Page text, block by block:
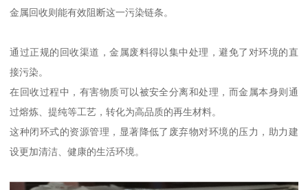
金属回收则能有效阻断这一污染链条。
通过正规的回收渠道，金属废料得以集中处理，避免了对环境的直
接污染。
在回收过程中，有害物质可以被安全分离和处理，而金属本身则通
过熔炼、提纯等工艺，转化为高品质的再生材料。
这种闭环式的资源管理，显著降低了废弃物对环境的压力，助力建
设更加清洁、健康的生活环境。